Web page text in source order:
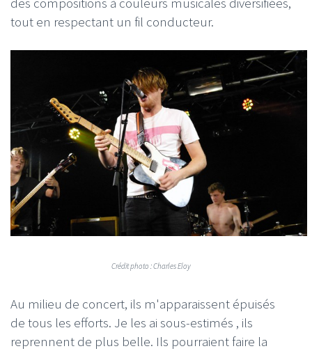
tout en respectant un fil conducteur.
Crédit photo : Charles Eloy
Au milieu de concert, ils m'apparaissent épuisés
de tous les efforts. Je les ai sous-estimés , ils
reprennent de plus belle. Ils pourraient faire la